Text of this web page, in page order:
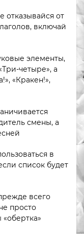
отказывайся от
включай
элементы,
четыре», а
«Кракен!»,
смены, а
в
список будет
всего
просто